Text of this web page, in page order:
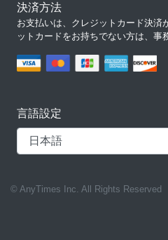
決済方法
お支払いは、クレジットカード決済
ットカードをお持ちでない方は、事
言語設定
© AnyTimes Inc. All Rights Reserved